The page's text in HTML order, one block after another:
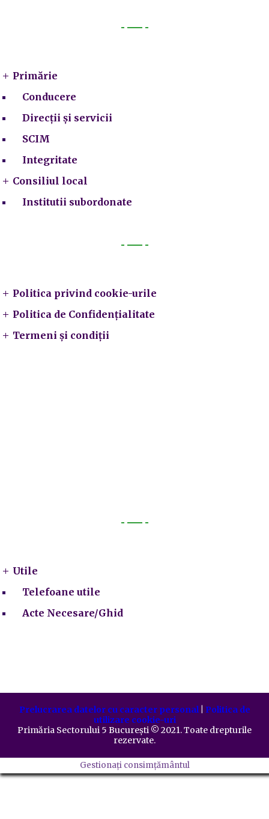
Primărie
Conducere
Direcții și servicii
SCIM
Integritate
Consiliul local
Institutii subordonate
Politica privind cookie-urile
Politica de Confidențialitate
Termeni și condiții
Utile
Telefoane utile
Acte Necesare/Ghid
Prelucrarea datelor cu caracter personal| Politica de
utilizare cookie-uri
Primăria Sectorului 5 București ©️ 2021. Toate drepturile
rezervate.
Gestionați consimțământul